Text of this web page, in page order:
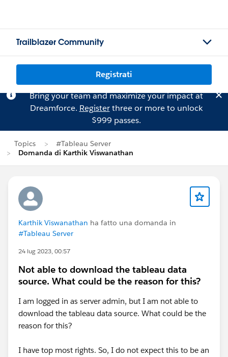
Trailblazer Community
Registrati
Bring your team and maximize your impact at
Dreamforce. Registerthree or more to unlock
$999 passes.
Topics
#Tableau Server
Domanda di Karthik Viswanathan
Karthik Viswanathan ha fatto una domanda in
#Tableau Server
24 lug 2023, 00:57
Not able to download the tableau data
source. What could be the reason for this?
I am logged in as server admin, but I am not able to
download the tableau data source. What could be the
reason for this?
I have top most rights. So, I do not expect this to be an